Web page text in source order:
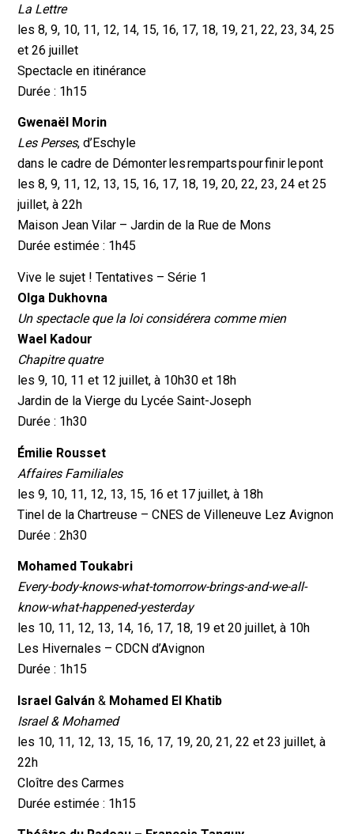
La Lettre
les 8, 9, 10, 11, 12, 14, 15, 16, 17, 18, 19, 21, 22, 23, 34, 25
et 26 juillet
Spectacle en itinérance
Durée : 1h15
Gwenaël Morin
Les Perses, d’Eschyle
dans le cadre de Démonter les remparts pour finir le pont
les 8, 9, 11, 12, 13, 15, 16, 17, 18, 19, 20, 22, 23, 24 et 25
juillet, à 22h
Maison Jean Vilar – Jardin de la Rue de Mons
Durée estimée : 1h45
Vive le sujet ! Tentatives – Série 1
Olga Dukhovna
Un spectacle que la loi considérera comme mien
Wael Kadour
Chapitre quatre
les 9, 10, 11 et 12 juillet, à 10h30 et 18h
Jardin de la Vierge du Lycée Saint-Joseph
Durée : 1h30
Émilie Rousset
Affaires Familiales
les 9, 10, 11, 12, 13, 15, 16 et 17 juillet, à 18h
Tinel de la Chartreuse – CNES de Villeneuve Lez Avignon
Durée : 2h30
Mohamed Toukabri
Every-body-knows-what-tomorrow-brings-and-we-all-
know-what-happened-yesterday
les 10, 11, 12, 13, 14, 16, 17, 18, 19 et 20 juillet, à 10h
Les Hivernales – CDCN d’Avignon
Durée : 1h15
Israel Galván & Mohamed El Khatib
Israel & Mohamed
les 10, 11, 12, 13, 15, 16, 17, 19, 20, 21, 22 et 23 juillet, à
22h
Cloître des Carmes
Durée estimée : 1h15